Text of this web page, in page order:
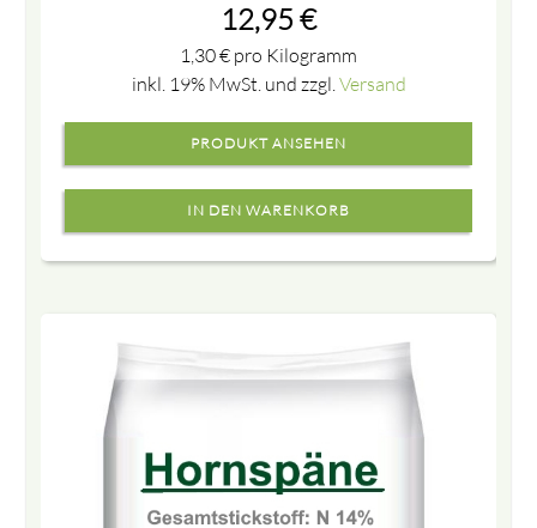
12,95 €
1,30€ pro Kilogramm
inkl. 19% MwSt. und zzgl.Versand
PRODUKT ANSEHEN